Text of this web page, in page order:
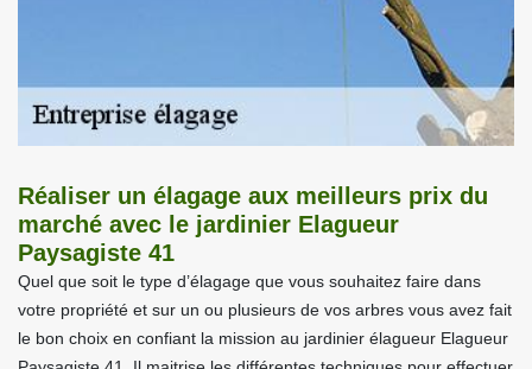
Réaliser un élagage aux meilleurs prix du
marché avec le jardinier Elagueur
Paysagiste 41
Quel que soit le type d’élagage que vous souhaitez faire dans
votre propriété et sur un ou plusieurs de vos arbres vous avez fait
le bon choix en confiant la mission au jardinier élagueur Elagueur